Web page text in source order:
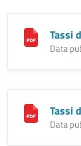
Tassi
Data
Tassi
Data